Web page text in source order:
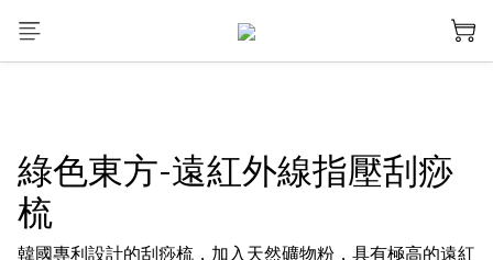
綠色東方-遠紅外線指壓刮痧
梳
韓國專利設計的刮痧梳，加入天然礦物粉，具有極高的遠紅